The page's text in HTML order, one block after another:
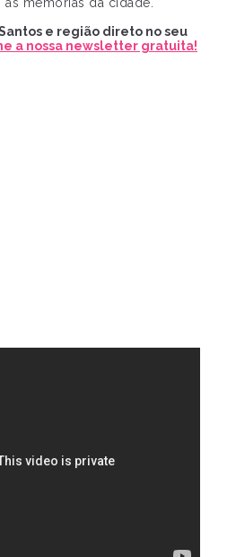
e região direto no seu
a nossa newsletter gratuita!